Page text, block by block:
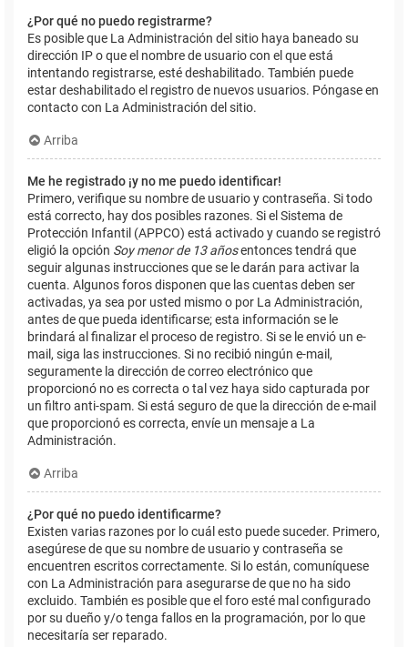
¿Por qué no puedo registrarme?
Es posible que La Administración del sitio haya baneado su
dirección IP o que el nombre de usuario con el que está
intentando registrarse, esté deshabilitado. También puede
estar deshabilitado el registro de nuevos usuarios. Póngase en
contacto con La Administración del sitio.
Arriba
Me he registrado ¡y no me puedo identificar!
Primero, verifique su nombre de usuario y contraseña. Si todo
está correcto, hay dos posibles razones. Si el Sistema de
Protección Infantil (APPCO) está activado y cuando se registró
eligió la opción Soy menor de 13 añosentonces tendrá que
seguir algunas instrucciones que se le darán para activar la
cuenta. Algunos foros disponen que las cuentas deben ser
activadas, ya sea por usted mismo o por La Administración,
antes de que pueda identificarse; esta información se le
brindará al finalizar el proceso de registro. Si se le envió un e-
mail, siga las instrucciones. Si no recibió ningún e-mail,
seguramente la dirección de correo electrónico que
proporcionó no es correcta o tal vez haya sido capturada por
un filtro anti-spam. Si está seguro de que la dirección de e-mail
que proporcionó es correcta, envíe un mensaje a La
Administración.
Arriba
¿Por qué no puedo identificarme?
Existen varias razones por lo cuál esto puede suceder. Primero,
asegúrese de que su nombre de usuario y contraseña se
encuentren escritos correctamente. Si lo están, comuníquese
con La Administración para asegurarse de que no ha sido
excluido. También es posible que el foro esté mal configurado
por su dueño y/o tenga fallos en la programación, por lo que
necesitaría ser reparado.